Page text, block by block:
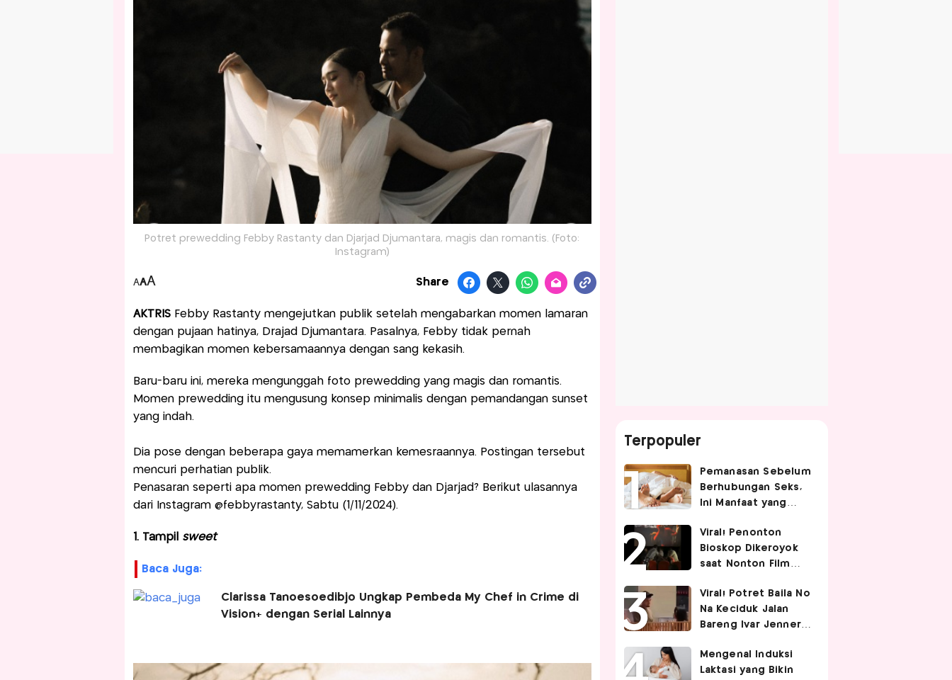
Potret prewedding Febby Rastanty dan Djarjad Djumantara, magis dan romantis. (Foto:
Instagram)
AAA Share
AKTRIS Febby Rastanty mengejutkan publik setelah mengabarkan momen lamaran
dengan pujaan hatinya, Drajad Djumantara. Pasalnya, Febby tidak pernah
membagikan momen kebersamaannya dengan sang kekasih.
Baru-baru ini, mereka mengunggah foto prewedding yang magis dan romantis.
Momen prewedding itu mengusung konsep minimalis dengan pemandangan sunset
yang indah.
Dia pose dengan beberapa gaya memamerkan kemesraannya. Postingan tersebut
mencuri perhatian publik.
Penasaran seperti apa momen prewedding Febby dan Djarjad? Berikut ulasannya
dari Instagram @febbyrastanty, Sabtu (1/11/2024).
1. Tampil sweet
Baca Juga:
Clarissa Tanoesoedibjo Ungkap Pembeda My Chef in Crime di
Vision+ dengan Serial Lainnya
Terpopuler
Pemanasan Sebelum
Berhubungan Seks,
Ini Manfaat yang
Pasangan
Viral! Penonton
Bioskop Dikeroyok
saat Nonton Film
Viral! Potret Baila No
Na Keciduk Jalan
Bareng Ivar Jenner,
Mengenal Induksi
Laktasi yang Bikin